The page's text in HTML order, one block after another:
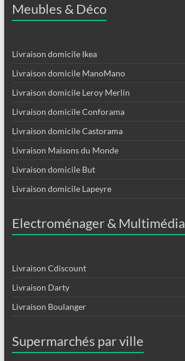
Meubles & Déco
Livraison domicile Ikea
Livraison domicile ManoMano
Livraison domicile Leroy Merlin
Livraison domicile Conforama
Livraison domicile Castorama
Livraison Maisons du Monde
Livraison domicile But
Livraison domicile Lapeyre
Electroménager & Multimédia
Livraison Cdiscount
Livraison Darty
Livraison Boulanger
Supermarchés par ville